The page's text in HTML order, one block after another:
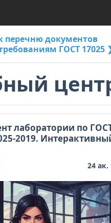
перечню документов
ГОСТ 17025
лаборатории по
2019.
24 ак.